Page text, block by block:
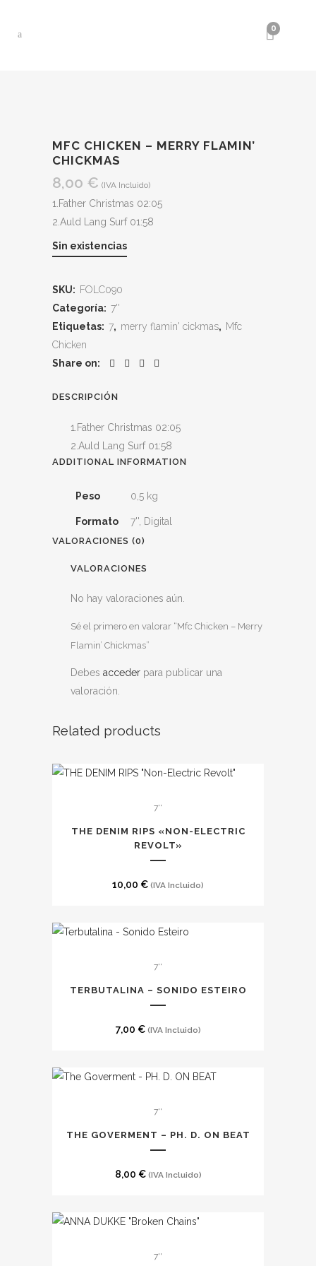
0
MFC CHICKEN – MERRY FLAMIN’
CHICKMAS
8,00 € (IVA Incluido)
1.Father Christmas 02:05
2.Auld Lang Surf 01:58
Sin existencias
SKU: FOLC090
Categoría: 7''
Etiquetas: 7, merry flamin' cickmas, Mfc
Chicken
Share on:
DESCRIPCIÓN
1.Father Christmas 02:05
2.Auld Lang Surf 01:58
ADDITIONAL INFORMATION
Peso 0,5 kg
Formato 7'', Digital
VALORACIONES (0)
VALORACIONES
No hay valoraciones aún.
Sé el primero en valorar “Mfc Chicken – Merry
Flamin’ Chickmas”
Debes acceder para publicar una
valoración.
Related products
7''
THE DENIM RIPS «NON-ELECTRIC
REVOLT»
10,00 € (IVA Incluido)
7''
TERBUTALINA – SONIDO ESTEIRO
7,00 € (IVA Incluido)
7''
THE GOVERMENT – PH. D. ON BEAT
8,00 € (IVA Incluido)
7''